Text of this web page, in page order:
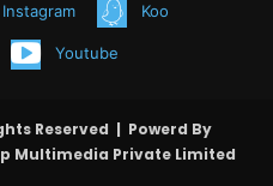
Instagram Koo
Youtube
Reserved | Powerd By
Multimedia Private Limited